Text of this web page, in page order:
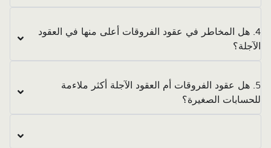
4. هل المخاطر في عقود الفروقات أعلى منها في العقود
الآجلة؟
5. هل عقود الفروقات أم العقود الآجلة أكثر ملاءمة
للحسابات الصغيرة؟